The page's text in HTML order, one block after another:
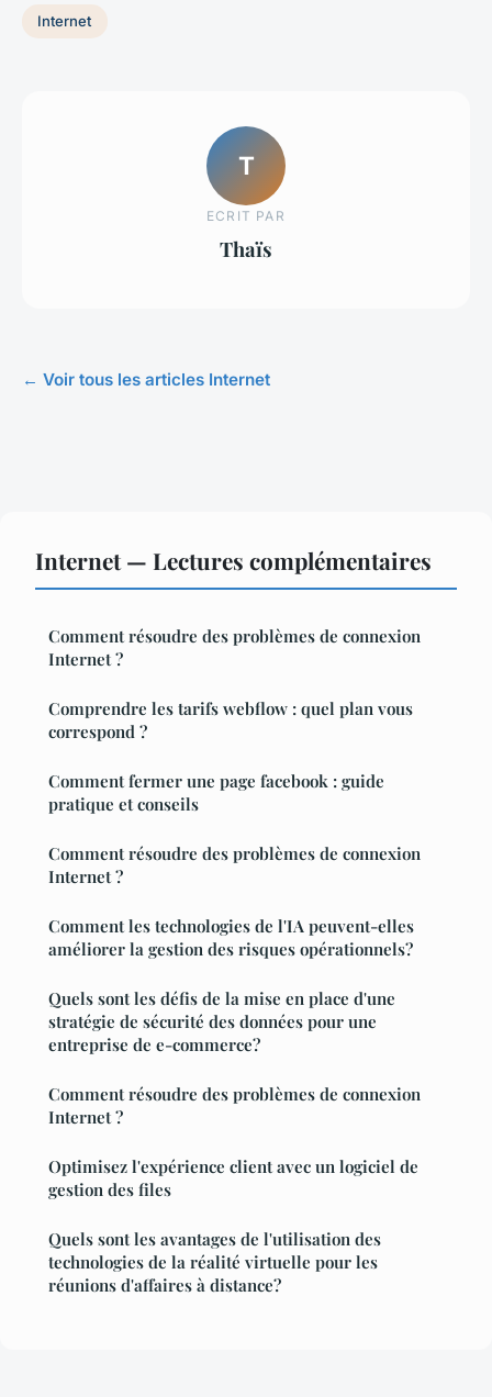
Internet
T
ECRIT PAR
Thaïs
← Voir tous les articles Internet
Internet — Lectures complémentaires
Comment résoudre des problèmes de connexion
Internet ?
Comprendre les tarifs webflow : quel plan vous
correspond ?
Comment fermer une page facebook : guide
pratique et conseils
Comment résoudre des problèmes de connexion
Internet ?
Comment les technologies de l'IA peuvent-elles
améliorer la gestion des risques opérationnels?
Quels sont les défis de la mise en place d'une
stratégie de sécurité des données pour une
entreprise de e-commerce?
Comment résoudre des problèmes de connexion
Internet ?
Optimisez l'expérience client avec un logiciel de
gestion des files
Quels sont les avantages de l'utilisation des
technologies de la réalité virtuelle pour les
réunions d'affaires à distance?